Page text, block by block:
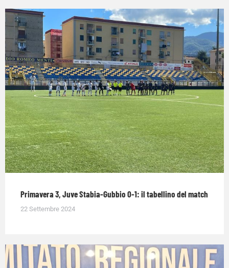
Primavera 3, Juve Stabia-Gubbio 0-1: il tabellino del match
22 Settembre 2024